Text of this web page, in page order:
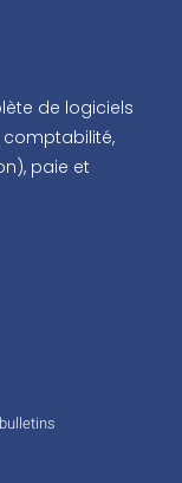
de logiciels
comptabilité,
paie et